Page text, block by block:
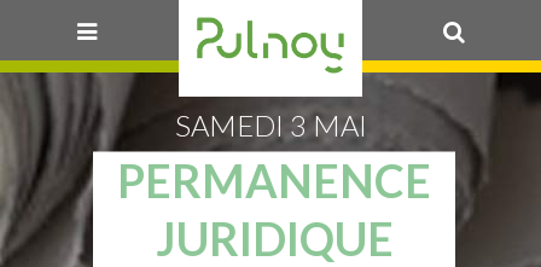
SAMEDI 3 MAI
PERMANENCE
JURIDIQUE